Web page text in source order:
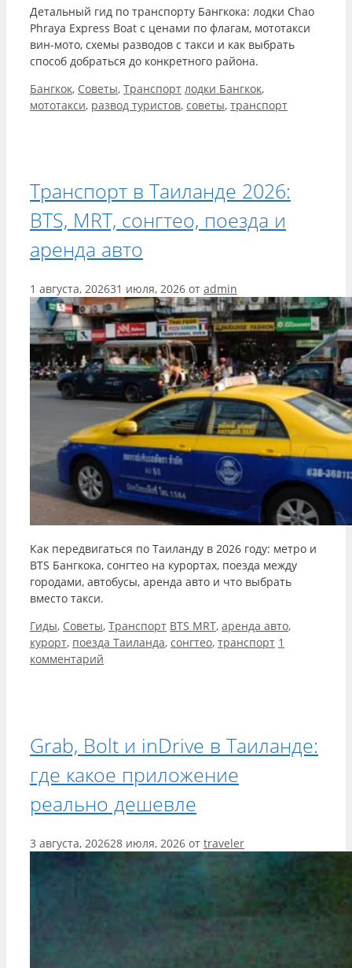
Детальный гид по транспорту Бангкока: лодки Chao
Phraya Express Boat с ценами по флагам, мототакси
вин-мото, схемы разводов с такси и как выбрать
способ добраться до конкретного района.
Рубрики
Бангкок, Советы, Транспорт Метки
лодки Бангкок,
мототакси, развод туристов, советы, транспорт
Транспорт в Таиланде 2026:
BTS, MRT, сонгтео, поезда и
аренда авто
1 августа, 202631 июля, 2026 от admin
Как передвигаться по Таиланду в 2026 году: метро и
BTS Бангкока, сонгтео на курортах, поезда между
городами, автобусы, аренда авто и что выбрать
вместо такси.
Рубрики
Гиды, Советы, Транспорт Метки
BTS MRT, аренда авто,
курорт, поезда Таиланда, сонгтео, транспорт 1
комментарий
Grab, Bolt и inDrive в Таиланде:
где какое приложение
реально дешевле
3 августа, 202628 июля, 2026 от traveler